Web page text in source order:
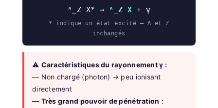
ᴬ_Z X* → ᴬ_Z X + γ
* indique un état excité — A et Z
inchangés
⚠️ Caractéristiques du rayonnement γ :
— Non chargé (photon) → peu ionisant
directement
— Très grand pouvoir de pénétration :